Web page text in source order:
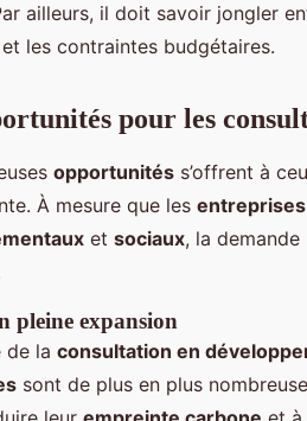
ailleurs, il doit savoir jongler
les contraintes budgétaires.
pour les
opportunités s’offrent à
À mesure que les entreprises
et sociaux, la
pleine expansion
de la consultation en
sont de plus en plus